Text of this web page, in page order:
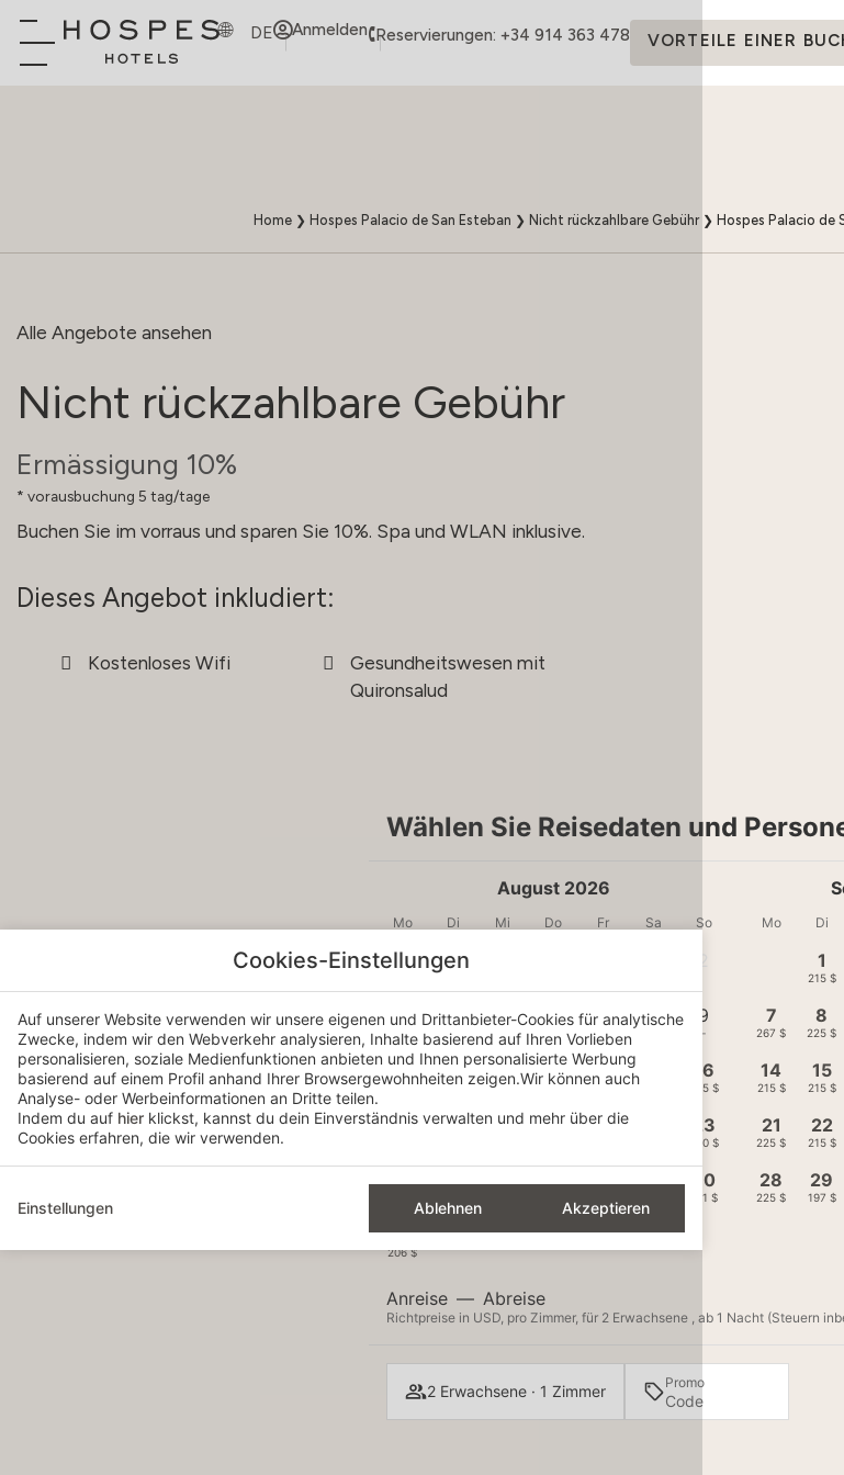
DE Anmelden Reservierungen: +34 914 363 478 VORTEILE EINER
Home ❯ Hospes Palacio de San Esteban ❯ Nicht rückzahlbare Gebühr❯ Hospes Palacio de
Alle Angebote ansehen
Nicht rückzahlbare Gebühr
Ermässigung 10%
vorausbuchung 5 tag/tage
Buchen Sie im vorraus und sparen Sie 10%. Spa und WLAN inklusive.
Dieses Angebot inkludiert:
Kostenloses Wifi
Gesundheitswesen mit
Quironsalud
Wählen Sie Reisedaten und
August 2026
Mo Di Mi Do Fr Sa So
3
-
4
-
5 6 7
-
8 9
-
10
-
11
-
12
498 $
13
314 $
14
337 $
16
225 $
17 18 19 20 21 23
220 $
24 25 26 27 28 29 30
201 $
31
206 $
Mo Di
1
215 $
7
267 $
8
225 $
14
215 $
15
215 $
21
225 $
22
215 $
28
225 $
29
197 $
Anreise — Abreise
Richtpreise in USD, pro Zimmer, für 2 Erwachsene , ab 1 Nacht (Steuern
2 Erwachsene · 1 Zimmer Promo
Cookies-Einstellungen
Auf unserer Website verwenden wir unsere eigenen und Drittanbieter-Cookies für analytische
Zwecke, indem wir den Webverkehr analysieren, Inhalte basierend auf Ihren Vorlieben
personalisieren, soziale Medienfunktionen anbieten und Ihnen personalisierte Werbung
basierend auf einem Profil anhand Ihrer Browsergewohnheiten zeigen.Wir können auch
Analyse- oder Werbeinformationen an Dritte teilen.
Indem du auf hier klickst, kannst du dein Einverständnis verwalten und mehr über die
Cookies erfahren, die wir verwenden.
Einstellungen Ablehnen Akzeptieren